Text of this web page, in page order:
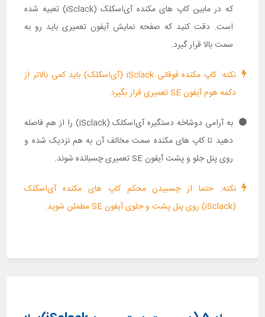
که در مابین کاپ های مکنده آی‌اسکلک (iSclack) تعبیه شده
است. دقت کنید که صفحه نمایش آیفون تعمیری باید رو به
سمت بالا قرار گیرد.
نکته: کاپ مکنده فوقانی iSclack (آی‌اسکلک) باید کمی بالاتر از
دکمه هوم آیفون SE تعمیری قرار بگیرد.
به آرامی دوشاخه دستگیره‌ آی‌اسکلک (iSclack) را از هم فاصله
دهید تا کاپ های مکنده سمت مخالف آن به هم نزدیک شده و
روی پنل جلو و پشت آیفون SE تعمیری چسبانده شوند.
نکته: حتما از چسبیدن محکم کاپ های مکنده آی‌اسکلک
(iSclack) روی پنل پشت و جلوی آیفون SE مطمئن شوید.